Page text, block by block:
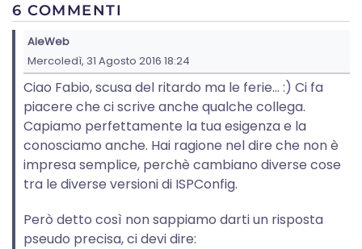
6 COMMENTI
AleWeb
Mercoledì, 31 Agosto 2016 18:24
Ciao Fabio, scusa del ritardo ma le ferie... :) Ci fa
piacere che ci scrive anche qualche collega.
Capiamo perfettamente la tua esigenza e la
conosciamo anche. Hai ragione nel dire che non è
impresa semplice, perchè cambiano diverse cose
tra le diverse versioni di ISPConfig.
Però detto così non sappiamo darti un risposta
pseudo precisa, ci devi dire: